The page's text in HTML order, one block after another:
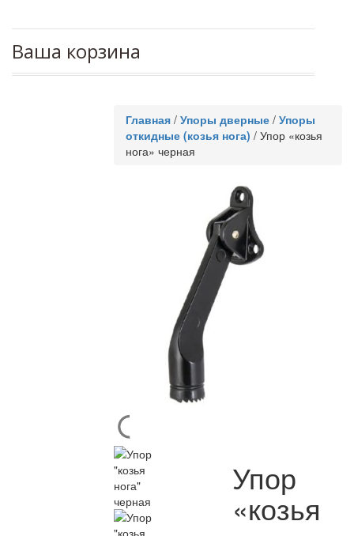
Ваша корзина
Главная / Упоры дверные / Упоры
откидные (козья нога) / Упор «козья
нога» черная
Упор
«козья